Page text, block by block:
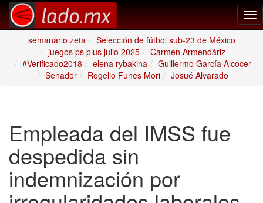
semanario zeta
Selección de fútbol sub-23 de México
juegos ps plus julio 2025
Carmen Armendáriz
#Verificado2018
elena rybakina
Guillermo García Alcocer
Senador
Rogelio Funes Mori Josué Alvarado
Empleada del IMSS fue
despedida sin
indemnización por